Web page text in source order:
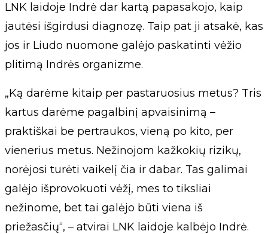
LNK laidoje Indrė dar kartą papasakojo, kaip
jautėsi išgirdusi diagnozę. Taip pat ji atsakė, kas
jos ir Liudo nuomone galėjo paskatinti vėžio
plitimą Indrės organizme.
„Ką darėme kitaip per pastaruosius metus? Tris
kartus darėme pagalbinį apvaisinimą –
praktiškai be pertraukos, vieną po kito, per
vienerius metus. Nežinojom kažkokių rizikų,
norėjosi turėti vaikelį čia ir dabar. Tas galimai
galėjo išprovokuoti vėžį, mes to tiksliai
nežinome, bet tai galėjo būti viena iš
priežasčių“, – atvirai LNK laidoje kalbėjo Indrė.